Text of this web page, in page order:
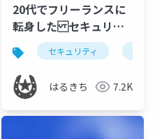
powerautomate powerapps
20代でフリーランスに
転身した セキュリテ
ィエンジニアのモデル
ケース
セキュリティ
はるきち 7.2K